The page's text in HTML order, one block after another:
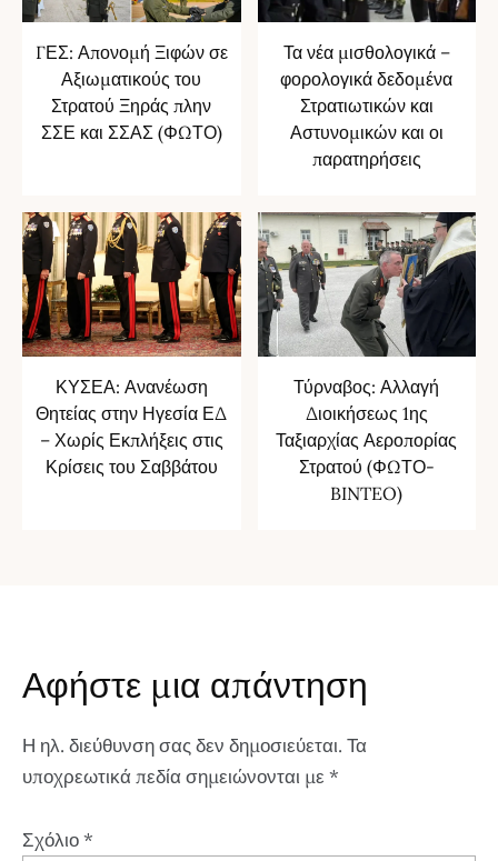
ΓΕΣ: Απονομή Ξιφών σε
Αξιωματικούς του
Στρατού Ξηράς πλην
ΣΣΕ και ΣΣΑΣ (ΦΩΤΟ)
Τα νέα μισθολογικά –
φορολογικά δεδομένα
Στρατιωτικών και
Αστυνομικών και οι
παρατηρήσεις
ΚΥΣΕΑ: Ανανέωση
Θητείας στην Ηγεσία ΕΔ
– Χωρίς Εκπλήξεις στις
Κρίσεις του Σαββάτου
Τύρναβος: Αλλαγή
Διοικήσεως 1ης
Ταξιαρχίας Αεροπορίας
Στρατού (ΦΩΤΟ-
BINTEO)
Αφήστε μια απάντηση
Η ηλ. διεύθυνση σας δεν δημοσιεύεται. Τα
υποχρεωτικά πεδία σημειώνονται με *
Σχόλιο*